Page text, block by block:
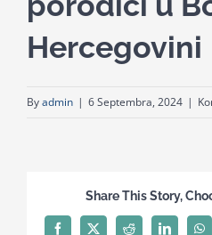
Hercegovini
Byadmin | 6 Septembra, 2024 |
Share This Story,